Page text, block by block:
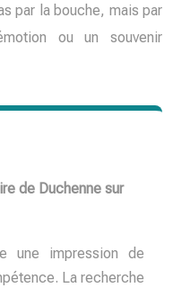
par la bouche, mais par
ou un souvenir
de Duchenne sur
une impression de
La recherche